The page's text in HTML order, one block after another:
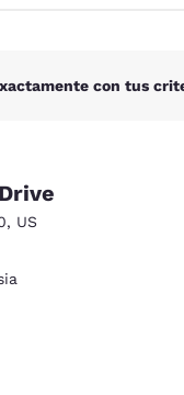
France con tus
, US